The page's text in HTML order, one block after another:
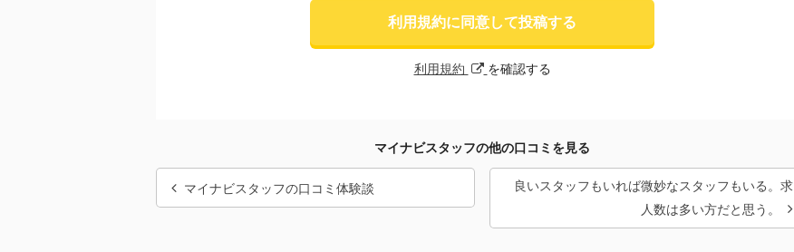
利用規約に同意して投稿する
利用規約 を確認する
マイナビスタッフの他の口コミを見る
マイナビスタッフの口コミ体験談
良いスタッフもいれば微妙なスタッフもいる。求
人数は多い方だと思う。